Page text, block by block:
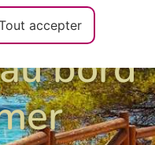
pan
bord
accepter